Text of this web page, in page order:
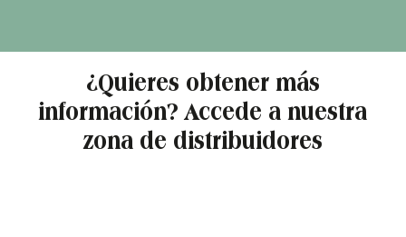
¿Quieres obtener más
información? Accede a nuestra
zona de distribuidores